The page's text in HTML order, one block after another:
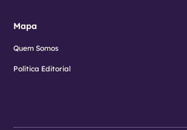
Mapa
Quem Somos
Política Editorial